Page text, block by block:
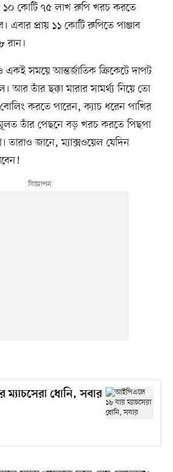
১০ কোটি ৭৫ লাখ রুপি খরচ করতে
এবার প্রায় ১১ কোটি রুপিতে পাঞ্জাব
রান।
সময়ে আন্তর্জাতিক ক্রিকেটে দাপট
আর তাঁর ছক্কা মারার সামর্থ্য নিয়ে তো
বোলিং করতে পারেন, ক্যাচ ধরেন পাখির
তাঁর পেছনে বড় খরচ করতে পিছপা
তারাও জানে, ম্যাক্সওয়েল যেদিন
ধোনি, সবার